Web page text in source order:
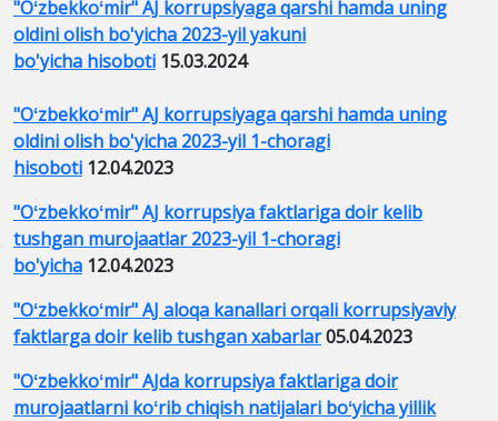
"Oʻzbekkoʻmir" AJ korrupsiyaga qarshi hamda uning
oldini olish bo'yicha 2023-yil yakuni
bo'yicha hisoboti 15.03.2024
"Oʻzbekkoʻmir" AJ korrupsiyaga qarshi hamda uning
oldini olish bo'yicha 2023-yil 1-choragi
hisoboti 12.04.2023
"Oʻzbekkoʻmir" AJ korrupsiya faktlariga doir kelib
tushgan murojaatlar 2023-yil 1-choragi
bo'yicha 12.04.2023
"Oʻzbekkoʻmir" AJ aloqa kanallari orqali korrupsiyaviy
faktlarga doir kelib tushgan xabarlar05.04.2023
"Oʻzbekkoʻmir" AJda korrupsiya faktlariga doir
murojaatlarni koʻrib chiqish natijalari boʻyicha yillik